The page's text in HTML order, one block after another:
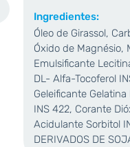
Ingredientes:
Óleo de Girassol,
Óxido de Magnésio,
Emulsificante
DL- Alfa-Tocoferol
Geleificante
INS 422, Corante
Acidulante Sorbitol
DERIVADOS DE